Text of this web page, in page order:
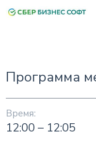
Программа
12:00 – 12:05